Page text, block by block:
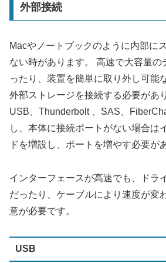
外部接続
Macやノートブックのように内部に
ない時があります。 高速で大容量の
ったり、装置を簡単に取り外し可能
外部ストレージを接続する必要があ
USB、Thunderbolt 、SAS、
し、本体に接続ポートがない場合は
ドを増設し、ポートを増やす必要が
インターフェースが高速でも、ドラ
だったり、ケーブルにより速度が変
意が必要です。
USB